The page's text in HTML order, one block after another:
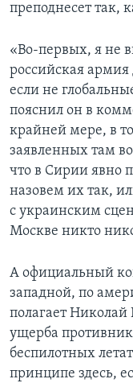
преподнесет так,
«Во-первых, я не
российская
если не
пояснил он в
крайней мере, в
заявленных там
что в Сирии явно
назовем их так,
с украинским
Москве никто
А официальный
западной, по
полагает
ущерба
беспилотных
принципе здесь,